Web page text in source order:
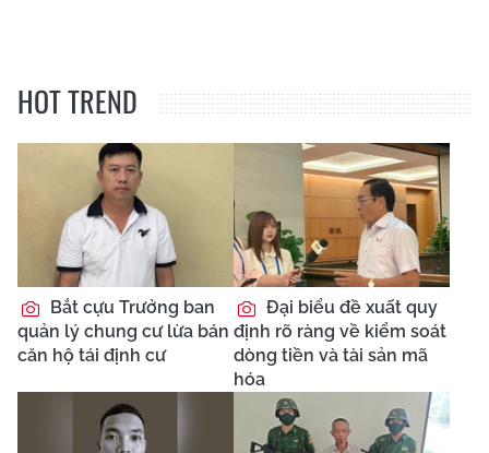
HOT TREND
Bắt cựu Trưởng ban
quản lý chung cư lừa bán
căn hộ tái định cư
Đại biểu đề xuất quy
định rõ ràng về kiểm soát
dòng tiền và tài sản mã
hóa